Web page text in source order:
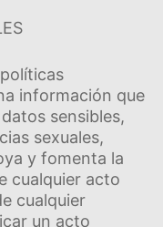
información que
sensibles,
sexuales,
y fomenta la
cualquier acto
cualquier
un acto